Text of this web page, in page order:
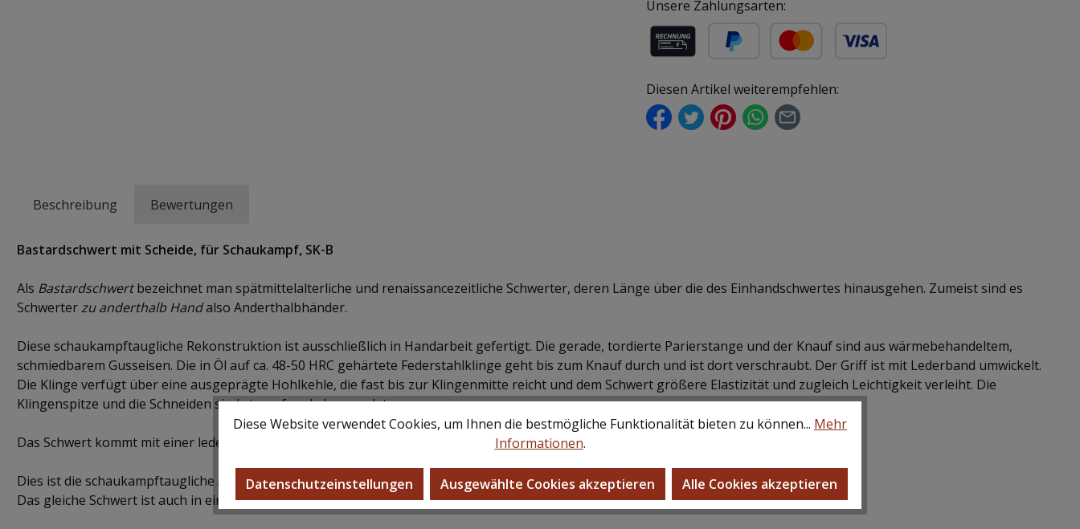
Unsere Zahlungsarten:
Diesen Artikel weiterempfehlen:
Beschreibung Bewertungen
Bastardschwert mit Scheide, für Schaukampf, SK-B
Als Bastardschwertbezeichnet man spätmittelalterliche und renaissancezeitliche Schwerter, deren Länge über die des Einhandschwertes hinausgehen. Zumeist sind es
Schwerterzu anderthalb Handalso Anderthalbhänder.
Diese schaukampftaugliche Rekonstruktion ist ausschließlich in Handarbeit gefertigt. Die gerade, tordierte Parierstange und der Knauf sind aus wärmebehandeltem,
schmiedbarem Gusseisen. Die in Öl auf ca. 48-50 HRC gehärtete Federstahlklinge geht bis zum Knauf durch und ist dort verschraubt. Der Griff ist mit Lederband umwickelt.
Die Klinge verfügt über eine ausgeprägte Hohlkehle, die fast bis zur Klingenmitte reicht und dem Schwert größere Elastizität und zugleich Leichtigkeit verleiht. Die
Klingenspitze und die Schneiden sind stumpf und abgerundet.
Das Schwert kommt mit einer lederbezogenen Holzscheide, die mit einfachen Mund- und Ortblechen versehen ist.
Dies ist die schaukampftaugliche Ausführung dieses Anderthalbhänders.
Das gleiche Schwert ist auch in einerregulärenVersion erhältlich: Artikelnr. 0116340218.
Diese Website verwendet Cookies, um Ihnen die bestmögliche Funktionalität bieten zu können... Mehr
Informationen.
Datenschutzeinstellungen Ausgewählte Cookies akzeptieren Alle Cookies akzeptieren